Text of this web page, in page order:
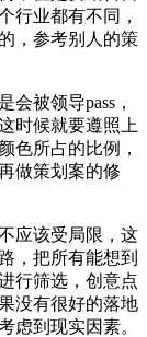
行业都有不同，
，参考别人的策
被领导pass，
时候就要遵照上
色所占的比例，
做策划案的修
应该受局限，这
，把所有能想到
行筛选，创意点
没有很好的落地
虑到现实因素。